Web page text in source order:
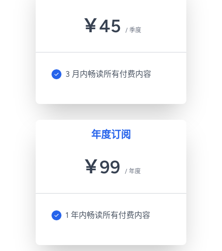
￥45 / 季度
3 月内畅读所有付费内容
年度订阅
￥99 / 年度
1 年内畅读所有付费内容